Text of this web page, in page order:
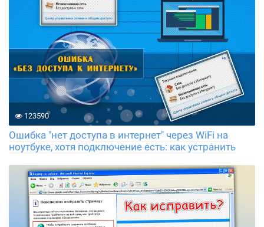
123590
Ошибка "нет доступа в интернет" через WiFi на
ноутбуке, хотя подключение есть: как устранить